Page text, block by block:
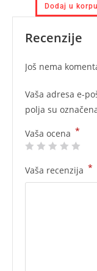
Dodaj u korpu
Recenzije
Još nema
Vaša adresa e-
polja su
Vaša ocena *
Vaša recenzija *